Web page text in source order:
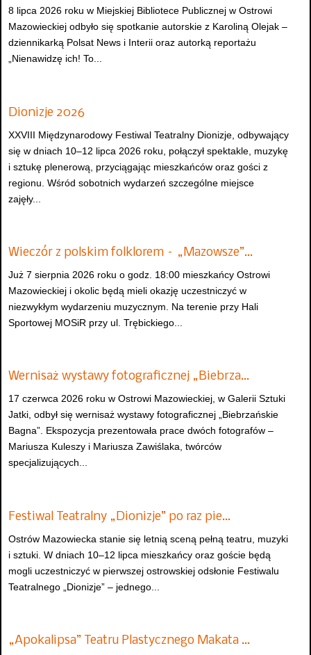
8 lipca 2026 roku w Miejskiej Bibliotece Publicznej w Ostrowi
Mazowieckiej odbyło się spotkanie autorskie z Karoliną Olejak –
dziennikarką Polsat News i Interii oraz autorką reportażu
„Nienawidzę ich! To...
Dionizje 2026
XXVIII Międzynarodowy Festiwal Teatralny Dionizje, odbywający
się w dniach 10–12 lipca 2026 roku, połączył spektakle, muzykę
i sztukę plenerową, przyciągając mieszkańców oraz gości z
regionu. Wśród sobotnich wydarzeń szczególne miejsce
zajęły...
Wieczór z polskim folklorem – „Mazowsze”…
Już 7 sierpnia 2026 roku o godz. 18:00 mieszkańcy Ostrowi
Mazowieckiej i okolic będą mieli okazję uczestniczyć w
niezwykłym wydarzeniu muzycznym. Na terenie przy Hali
Sportowej MOSiR przy ul. Trębickiego...
Wernisaż wystawy fotograficznej „Biebrza…
17 czerwca 2026 roku w Ostrowi Mazowieckiej, w Galerii Sztuki
Jatki, odbył się wernisaż wystawy fotograficznej „Biebrzańskie
Bagna”. Ekspozycja prezentowała prace dwóch fotografów –
Mariusza Kuleszy i Mariusza Zawiślaka, twórców
specjalizujących...
Festiwal Teatralny „Dionizje” po raz pie…
Ostrów Mazowiecka stanie się letnią sceną pełną teatru, muzyki
i sztuki. W dniach 10–12 lipca mieszkańcy oraz goście będą
mogli uczestniczyć w pierwszej ostrowskiej odsłonie Festiwalu
Teatralnego „Dionizje” – jednego...
„Apokalipsa” Teatru Plastycznego Makata …